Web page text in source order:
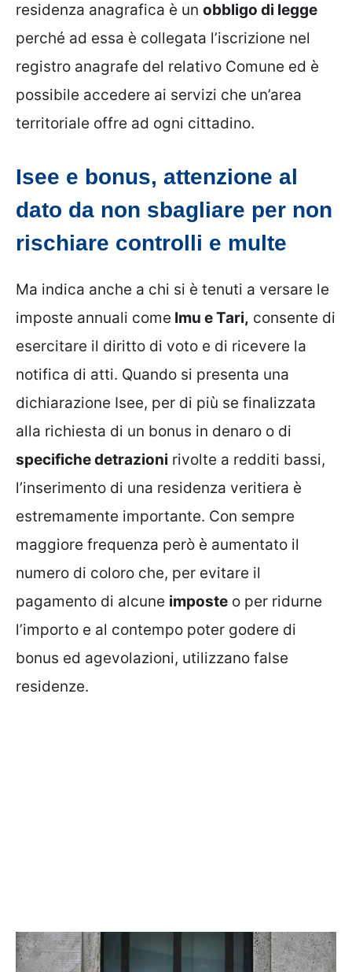
residenza anagrafica è un obbligo di legge
perché ad essa è collegata l’iscrizione nel
registro anagrafe del relativo Comune ed è
possibile accedere ai servizi che un’area
territoriale offre ad ogni cittadino.
Isee e bonus, attenzione al
dato da non sbagliare per non
rischiare controlli e multe
Ma indica anche a chi si è tenuti a versare le
imposte annuali come Imu e Tari, consente di
esercitare il diritto di voto e di ricevere la
notifica di atti. Quando si presenta una
dichiarazione Isee, per di più se finalizzata
alla richiesta di un bonus in denaro o di
specifiche detrazioni rivolte a redditi bassi,
l’inserimento di una residenza veritiera è
estremamente importante. Con sempre
maggiore frequenza però è aumentato il
numero di coloro che, per evitare il
pagamento di alcune imposte o per ridurne
l’importo e al contempo poter godere di
bonus ed agevolazioni, utilizzano false
residenze.